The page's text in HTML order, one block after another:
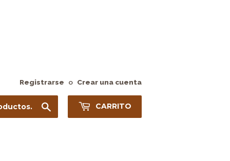
Registrarse o Crear una cuenta
Buscar CARRITO